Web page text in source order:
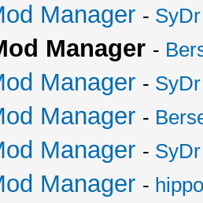
Manager - SyDr
Manager -
Manager - SyDr
Manager -
Manager - SyDr
Manager -